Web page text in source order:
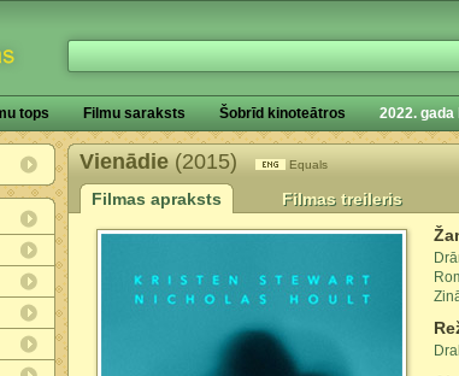
tops Filmu saraksts Šobrīd kinoteātros 2022.
Vienādie (2015) Equals
Filmas apraksts Filmas treileris